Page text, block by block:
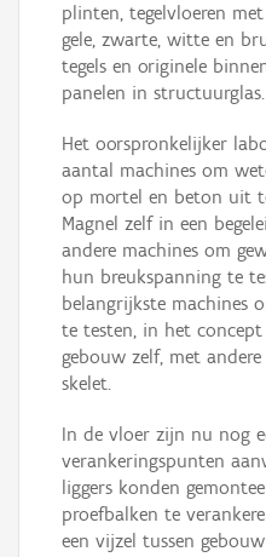
plinten, tegelvloeren
gele, zwarte, witte en
tegels en originele
panelen in structuurglas.
Het oorspronkelijker
aantal machines om
op mortel en beton uit
Magnel zelf in een
andere machines om
hun breukspanning te
belangrijkste machines
te testen, in het
gebouw zelf, met
skelet.
In de vloer zijn nu nog
verankeringspunten
liggers konden
proefbalken te
een vijzel tussen